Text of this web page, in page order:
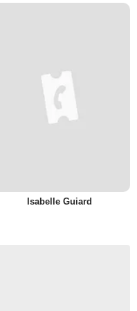
Isabelle Guiard